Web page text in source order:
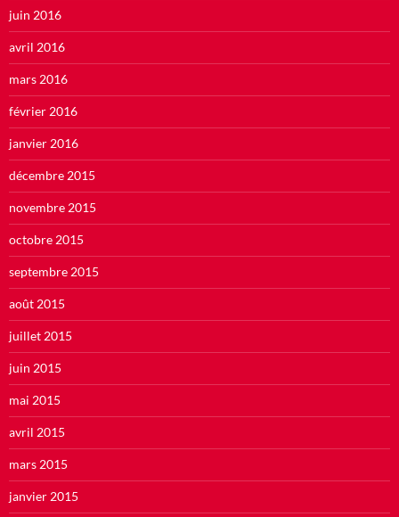
juin 2016
avril 2016
mars 2016
février 2016
janvier 2016
décembre 2015
novembre 2015
octobre 2015
septembre 2015
août 2015
juillet 2015
juin 2015
mai 2015
avril 2015
mars 2015
janvier 2015